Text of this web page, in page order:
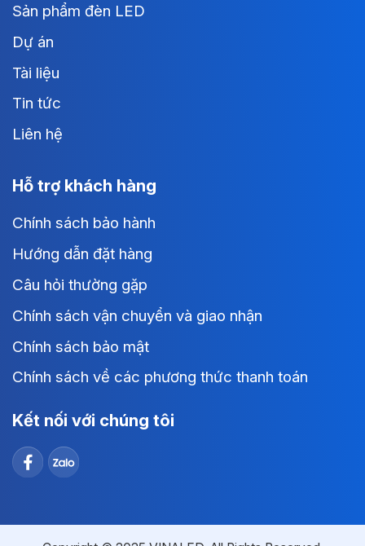
Sản phẩm đèn LED
Dự án
Tài liệu
Tin tức
Liên hệ
Hỗ trợ khách hàng
Chính sách bảo hành
Hướng dẫn đặt hàng
Câu hỏi thường gặp
Chính sách vận chuyển và giao nhận
Chính sách bảo mật
Chính sách về các phương thức thanh toán
Kết nối với chúng tôi